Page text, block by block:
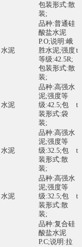
包装形式:散
装;
水泥
品种:普通硅
酸盐水泥
P.O;说明:峨
胜水泥;强度
等级:42.5R;
包装形式:散
装;
t
水泥
品种:高强水
泥;强度等
级:42.5;包
装形式:袋
装;
t
水泥
品种:高强水
泥;强度等
级:32.5;包
装形式:散
装;
t
水泥
品种:高强水
泥;强度等
级:32.5;包
装形式:散
装;
t
品种:复合硅
酸盐水泥
P.C;说明:拉